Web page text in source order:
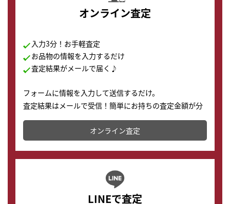
オンライン査定
入力3分！お手軽査定
お品物の情報を入力するだけ
査定結果がメールで届く♪
フォームに情報を入力して送信するだけ。
査定結果はメールで受信！簡単にお持ちの査定金額が分
かります。
オンライン査定
LINEで査定